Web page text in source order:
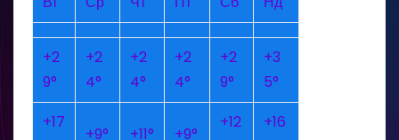
+2
9°
+2
4°
+2
4°
+2
4°
+2
9°
+3
5°
+17
+9° +11° +9°
+12
+16